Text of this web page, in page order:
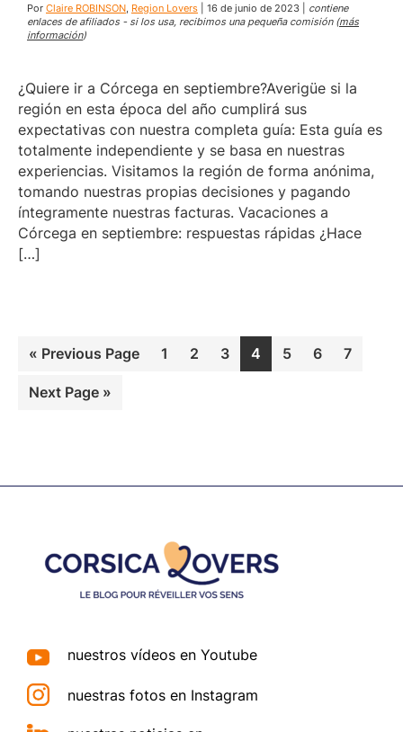
Por Claire ROBINSON Region Lovers 16 de junio de 2023
contiene
enlaces de afiliados - si los usa, recibimos una pequeña comisión (más
información)
¿Quiere ir a Córcega en septiembre?Averigüe si la
región en esta época del año cumplirá sus
expectativas con nuestra completa guía: Esta guía es
totalmente independiente y se basa en nuestras
experiencias. Visitamos la región de forma anónima,
tomando nuestras propias decisiones y pagando
íntegramente nuestras facturas. Vacaciones a
Córcega en septiembre: respuestas rápidas ¿Hace
[…]
« Go
Previous Page Page
1 Page
2 Page
3 Page
4 Page
5 Page
6 Page
7
Go
Next Page »
Footer
nuestros vídeos en Youtube
nuestras fotos en Instagram